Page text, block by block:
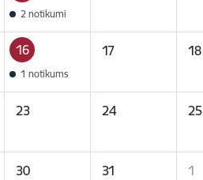
2 notikumi
16
1 notikums
17 18
23 24 25
30 31 1